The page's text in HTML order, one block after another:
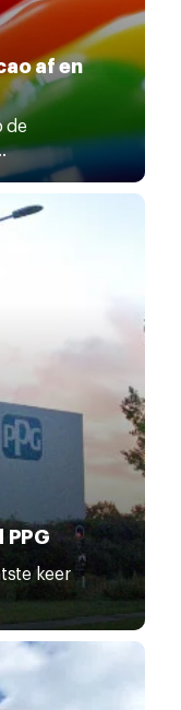
af en
de
keer